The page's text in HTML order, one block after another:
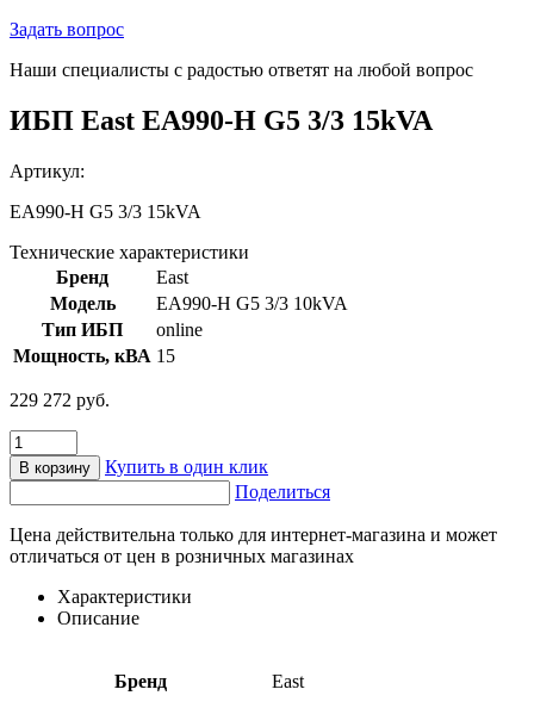
Задать вопрос
Наши специалисты с радостью ответят на любой вопрос
ИБП East EA990-H G5 3/3 15kVA
Артикул:
EA990-H G5 3/3 15kVA
Технические характеристики
Бренд
East
Модель
EA990-H G5 3/3 10kVA
Тип ИБП
online
Мощность, кВА 15
229 272 руб.
Количество
товара
ИБП
East
EA990-
H
G5
15kVA
В корзину
Купить в один клик
Поделиться
Цена действительна только для интернет-магазина и может
отличаться от цен в розничных магазинах
Характеристики
Описание
Бренд East